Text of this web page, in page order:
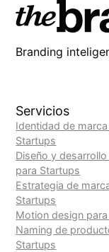
Branding
Servicios
Identidad de
Startups
Diseño y
para Startups
Estrategia de
Startups
Motion design
Naming de
Startups